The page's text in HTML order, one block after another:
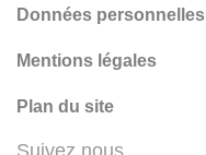
Données personnelles
Mentions légales
Plan du site
Suivez nous